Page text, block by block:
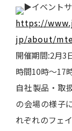
イベント
https://
jp/about/
開催期間:2月3
時間10時〜17
自社製品・取
の会場の様子
れぞれのフェ